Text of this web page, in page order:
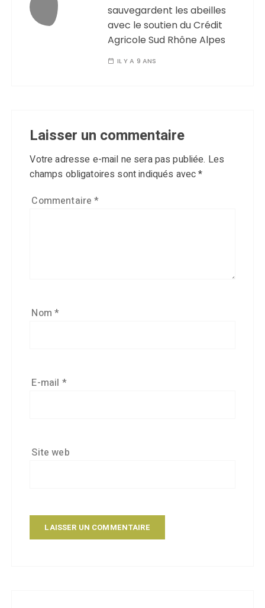
sauvegardent les abeilles
avec le soutien du Crédit
Agricole Sud Rhône Alpes
IL Y A 9 ANS
Laisser un commentaire
Votre adresse e-mail ne sera pas publiée. Les
champs obligatoires sont indiqués avec*
Commentaire*
Nom*
E-mail *
Site web